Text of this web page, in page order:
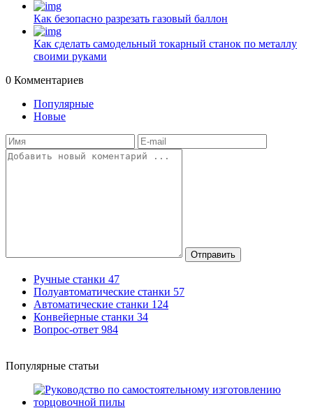
Как безопасно разрезать газовый баллон
Как сделать самодельный токарный станок по металлу
своими руками
0 Комментариев
Популярные
Новые
Отправить
Ручные станки 47
Полуавтоматические станки 57
Автоматические станки 124
Конвейерные станки 34
Вопрос-ответ 984
Популярные статьи